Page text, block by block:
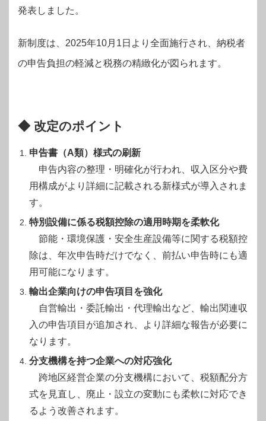
発表しました。
新制度は、2025年10月1日より全面施行され、納税者
の申告負担の軽減と税務の精緻化が図られます。
◆ 改定のポイント
申告書（A類）様式の刷新
申告内容の整理・明確化が行われ、収入区分や費
用構成がより詳細に記載される新様式が導入されま
す。
特別設備に係る税額控除の適用時期を柔軟化
節能・環境保護・安全生産設備等に関する税額控
除は、年次申告時だけでなく、前払い申告時にも適
用可能になります。
輸出企業向けの申告項目を強化
自営輸出・委託輸出・代理輸出など、輸出関連収
入の申告項目が追加され、より詳細な報告が必要に
なります。
分支機構を持つ企業への対応強化
跨地区経営企業の分支機構において、税額配分方
式を見直し、廃止・設立の変動にも柔軟に対応でき
るよう改善されます。